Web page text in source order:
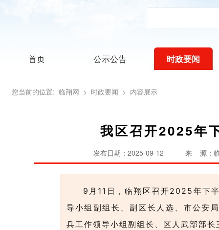
首页 公示公告 时政要闻
您当前的位置: 临翔网 > 时政要闻 > 内容展示
我区召开2025年
发布日期：2025-09-12 来 源：
9月11日，临翔区召开2025年下
导小组副组长、副区长人选、市公安
兵工作领导小组副组长、区人武部部